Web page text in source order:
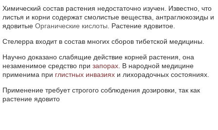
Химический состав растения недостаточно изучен. Известно, что
листья и корни содержат смолистые вещества, антраглюкозиды и
ядовитые Органические кислоты . Растение ядовитое.
Стелерра входит в состав многих сборов тибетской медицины.
Научно доказано слабящие действие корней растения, она
незаменимое средство при запорах . В народной медицине
применима при глистных инвазиях и лихорадочных состояниях.
Применение требует строгого соблюдения дозировки, так как
растение ядовито